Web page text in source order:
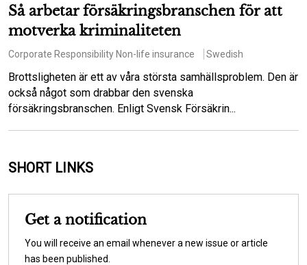
Så arbetar försäkringsbranschen för att
motverka kriminaliteten
Corporate ResponsibilityNon-life insurance Swedish
Brottsligheten är ett av våra största samhällsproblem. Den är
också något som drabbar den svenska
försäkringsbranschen. Enligt Svensk Försäkrin...
SHORT LINKS
Get a notification
You will receive an email whenever a new issue or article
has been published.